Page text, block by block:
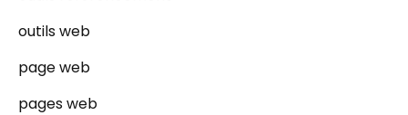
outils web
page web
pages web